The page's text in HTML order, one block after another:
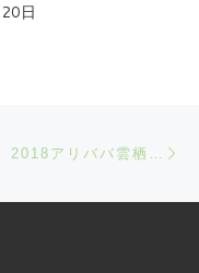
日
TO POST LIST